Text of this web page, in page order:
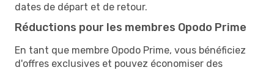
dates de départ et de retour.
Réductions pour les membres Opodo Prime
En tant que membre Opodo Prime, vous bénéficiez
d'offres exclusives et pouvez économiser des